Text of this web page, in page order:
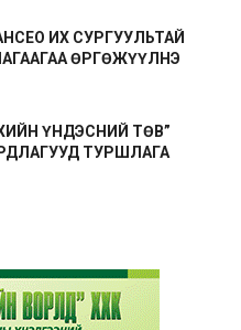
ИХ СУРГУУЛЬТАЙ
ӨРГӨЖҮҮЛНЭ
ҮНДЭСНИЙ ТӨВ”
ТУРШЛАГА